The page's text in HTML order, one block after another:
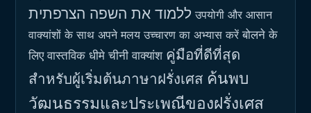
ללמוד את השפה הצרפתית उपयोगी और आसान
वाक्यांशों के साथ अपने मलय उच्चारण का अभ्यास करें बोलने के
लिए वास्तविक धीमे चीनी वाक्यांश คู่มือที่ดีที่สุด
สำหรับผู้เริ่มต้นภาษาฝรั่งเศส ค้นพบ
วัฒนธรรมและประเพณีของฝรั่งเศส